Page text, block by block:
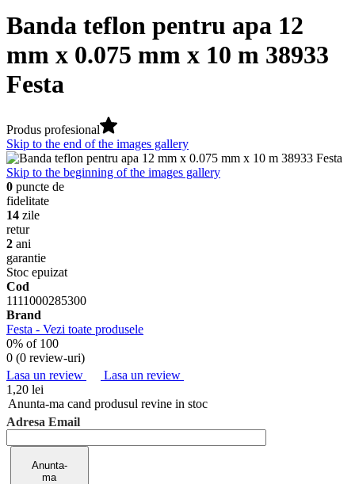
Banda teflon pentru apa 12
mm x 0.075 mm x 10 m 38933
Festa
Produs profesional
Skip to the end of the images gallery
Skip to the beginning of the images gallery
0 puncte de
fidelitate
14 zile
retur
2 ani
garantie
Stoc epuizat
Cod
1111000285300
Brand
Festa - Vezi toate produsele
0% of 100
0 (0 review-uri)
Lasa un review
Lasa un review
1,20 lei
Anunta-ma cand produsul revine in stoc
Adresa Email
Anunta-
ma